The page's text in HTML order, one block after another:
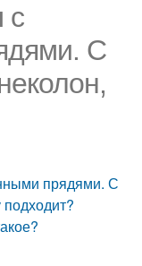
с
С
прядями. С
подходит?